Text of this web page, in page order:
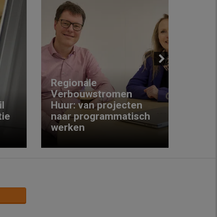
Regionale
Verbouwstromen
Huur: van projecten
naar programmatisch
werken
Next